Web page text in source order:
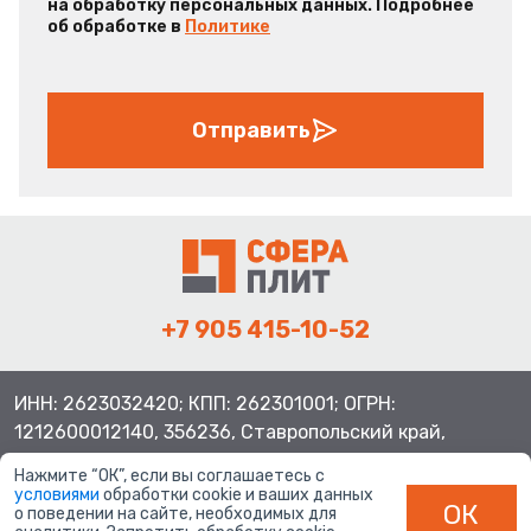
на обработку персональных данных. Подробнее
об обработке в Политике
Отправить
+7 905 415-10-52
ИНН: 2623032420; КПП: 262301001; ОГРН:
1212600012140, 356236, Ставропольский край,
Шпаковский район, с.Верхнерусское, ул.Батайская 3
Нажмите “ОК”, если вы соглашаетесь с
условиями обработки cookie и ваших данных
о поведении на сайте, необходимых для
ОК